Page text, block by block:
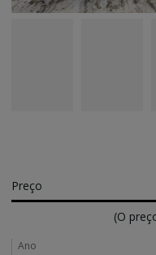
Preço
(O
Details
Ano